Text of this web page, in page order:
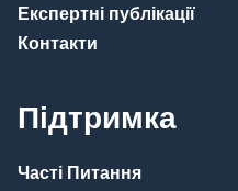
Експертні публікації
Контакти
Підтримка
Часті Питання